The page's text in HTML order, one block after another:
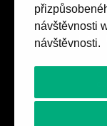
návštěvnosti
návštěvnosti.